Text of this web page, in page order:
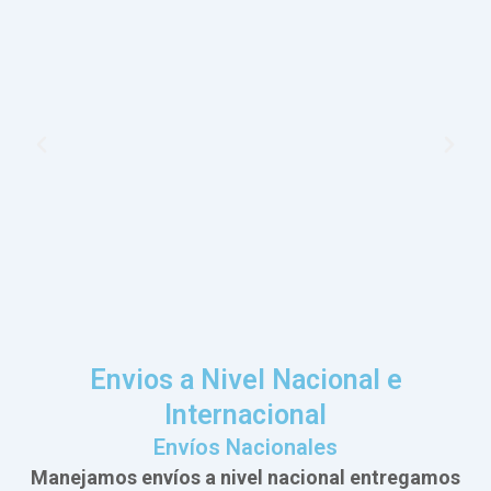
Envios a Nivel Nacional e
Internacional
Envíos Nacionales
Manejamos envíos a nivel nacional entregamos